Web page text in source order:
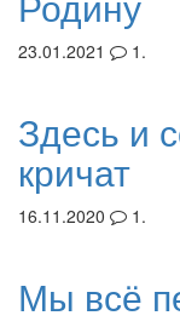
23.01.2021 1.
Здесь и
кричат
16.11.2020 1.
Мы всё